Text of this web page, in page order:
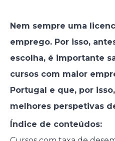
Nem sempre uma
emprego. Por isso,
escolha, é importante
cursos com maior
Portugal e que, por
melhores perspetivas
Índice de conteúdos: